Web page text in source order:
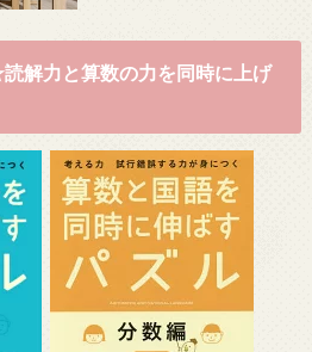
解力と算数の力を同時に上げ